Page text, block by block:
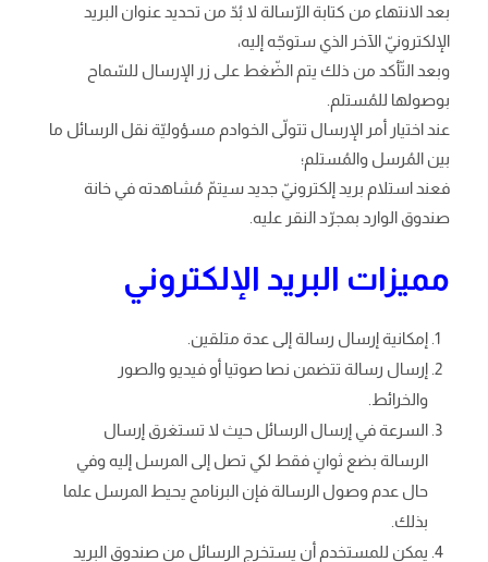
بعد الانتهاء من كتابة الرّسالة لا بُدّ من تحديد عنوان البريد
الإلكترونيّ الآخر الذي ستوجّه إليه،
وبعد التّأكد من ذلك يتم الضّغط على زر الإرسال للسّماح
بوصولها للمُستلم.
عند اختيار أمر الإرسال تتولّى الخوادم مسؤوليّة نقل الرسائل ما
بين المُرسل والمُستلم؛
فعند استلام بريد إلكترونيّ جديد سيتمّ مُشاهدته في خانة
صندوق الوارد بمجرّد النقر عليه.
مميزات البريد الإلكتروني
إمكانية إرسال رسالة إلى عدة متلقين.
إرسال رسالة تتضمن نصا صوتيا أو فيديو والصور
والخرائط.
السرعة في إرسال الرسائل حيث لا تستغرق إرسال
الرسالة بضع ثوانٍ فقط لكي تصل إلى المرسل إليه وفي
حال عدم وصول الرسالة فإن البرنامج يحيط المرسل علما
بذلك.
يمكن للمستخدم أن يستخرج الرسائل من صندوق البريد